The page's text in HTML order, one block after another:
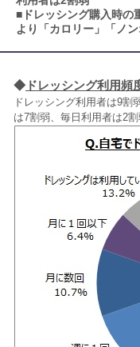
■ ドレッシング購入時
より「カロリー」「ノ
◆ ドレッシング利用頻
ドレッシング利用者は9割
は7割弱、毎日利用者は2